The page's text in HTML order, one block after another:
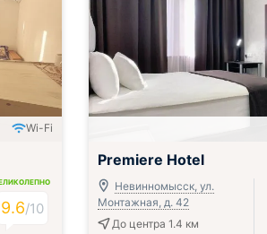
Wi-Fi
9.6/10
Premiere Hotel
Невинномысск, ул.
Монтажная, д. 42
До центра 1.4 км